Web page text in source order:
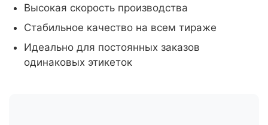
Высокая скорость производства
Стабильное качество на всем тираже
Идеально для постоянных заказов
одинаковых этикеток